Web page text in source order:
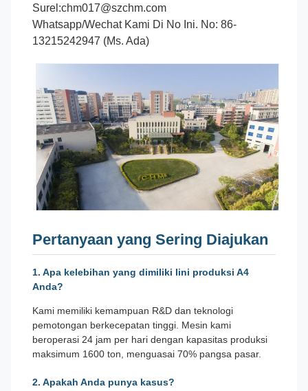
Surel:chm017@szchm.com
Whatsapp/Wechat Kami Di No Ini. No: 86-
13215242947 (Ms. Ada)
Pertanyaan yang Sering Diajukan
1. Apa kelebihan yang dimiliki lini produksi A4
Anda?
Kami memiliki kemampuan R&D dan teknologi
pemotongan berkecepatan tinggi. Mesin kami
beroperasi 24 jam per hari dengan kapasitas produksi
maksimum 1600 ton, menguasai 70% pangsa pasar.
2. Apakah Anda punya kasus?